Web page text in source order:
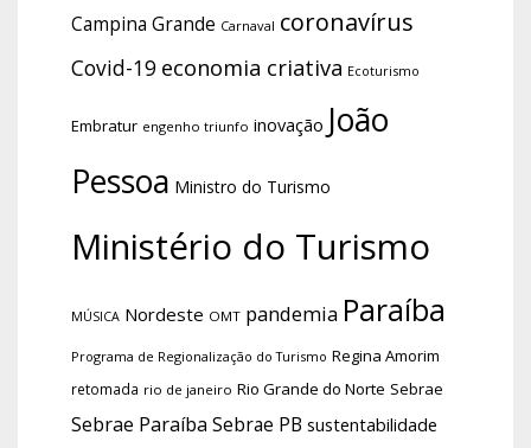
Campina Grande Carnaval coronavírus
Covid-19 economia criativa Ecoturismo
Embratur engenho triunfo inovação João
Pessoa Ministro do Turismo
Ministério do Turismo
MÚSICA Nordeste OMT pandemia Paraíba
Programa de Regionalização do Turismo Regina Amorim
retomada rio de janeiro Rio Grande do Norte Sebrae
Sebrae Paraíba Sebrae PB sustentabilidade